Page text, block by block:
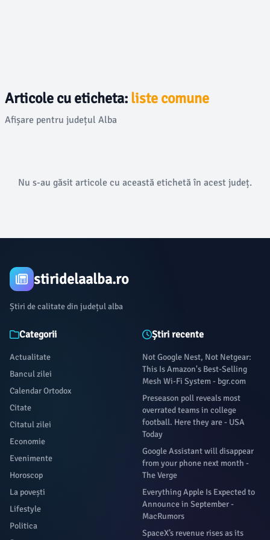
Articole cu eticheta: liste comune
Afișare pentru județul Alba
Nu s-au găsit articole cu această etichetă în acest județ.
stiridelaalba.ro
Știri de calitate din județul alba
Categorii
Actualitate
Bancul zilei
Calendar Ortodox
Citate
Citatul zilei
Economie
Evenimente
Horoscop
La povești
Lifestyle
Politica
Știri recente
Not Google Nest, Not Netgear:
This Is Amazon's Best-Selling
Mesh Wi-Fi System - bgr.com
Preseason poll reveals most
overrated teams in college
football. Here they are - USA
Today
Google Assistant will disappear
from your phone next month -
The Verge
Everything Apple Is Expected to
Announce in September -
MacRumors
SpaceX’s revenue rises as its